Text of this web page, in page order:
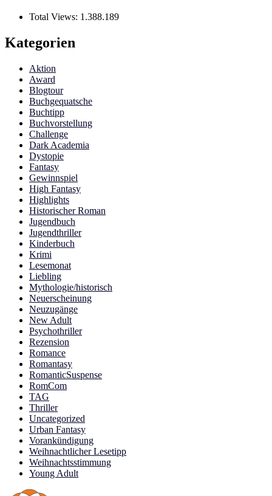
Total Views: 1.388.189
Kategorien
Aktion
Award
Blogtour
Buchgequatsche
Buchtipp
Buchvorstellung
Challenge
Dark Academia
Dystopie
Fantasy
Gewinnspiel
High Fantasy
Highlights
Historischer Roman
Jugendbuch
Jugendthriller
Kinderbuch
Krimi
Lesemonat
Liebling
Mythologie/historisch
Neuerscheinung
Neuzugänge
New Adult
Psychothriller
Rezension
Romance
Romantasy
RomanticSuspense
RomCom
TAG
Thriller
Uncategorized
Urban Fantasy
Vorankündigung
Weihnachtlicher Lesetipp
Weihnachtsstimmung
Young Adult